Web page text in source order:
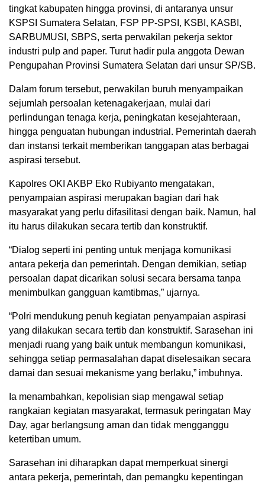
tingkat kabupaten hingga provinsi, di antaranya unsur
KSPSI Sumatera Selatan, FSP PP-SPSI, KSBI, KASBI,
SARBUMUSI, SBPS, serta perwakilan pekerja sektor
industri pulp and paper. Turut hadir pula anggota Dewan
Pengupahan Provinsi Sumatera Selatan dari unsur SP/SB.
Dalam forum tersebut, perwakilan buruh menyampaikan
sejumlah persoalan ketenagakerjaan, mulai dari
perlindungan tenaga kerja, peningkatan kesejahteraan,
hingga penguatan hubungan industrial. Pemerintah daerah
dan instansi terkait memberikan tanggapan atas berbagai
aspirasi tersebut.
Kapolres OKI AKBP Eko Rubiyanto mengatakan,
penyampaian aspirasi merupakan bagian dari hak
masyarakat yang perlu difasilitasi dengan baik. Namun, hal
itu harus dilakukan secara tertib dan konstruktif.
“Dialog seperti ini penting untuk menjaga komunikasi
antara pekerja dan pemerintah. Dengan demikian, setiap
persoalan dapat dicarikan solusi secara bersama tanpa
menimbulkan gangguan kamtibmas,” ujarnya.
“Polri mendukung penuh kegiatan penyampaian aspirasi
yang dilakukan secara tertib dan konstruktif. Sarasehan ini
menjadi ruang yang baik untuk membangun komunikasi,
sehingga setiap permasalahan dapat diselesaikan secara
damai dan sesuai mekanisme yang berlaku,” imbuhnya.
Ia menambahkan, kepolisian siap mengawal setiap
rangkaian kegiatan masyarakat, termasuk peringatan May
Day, agar berlangsung aman dan tidak mengganggu
ketertiban umum.
Sarasehan ini diharapkan dapat memperkuat sinergi
antara pekerja, pemerintah, dan pemangku kepentingan